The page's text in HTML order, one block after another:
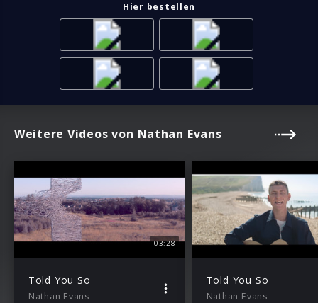
Hier bestellen
Weitere Videos von Nathan Evans
03:28
Told You So
Nathan Evans
Told You So
Nathan Evans